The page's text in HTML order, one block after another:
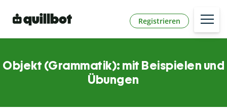
Registrieren
Objekt (Grammatik): mit Beispielen und
Übungen